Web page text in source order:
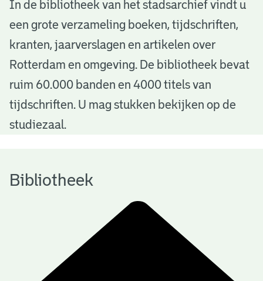
B
b
o
h
In de bibliotheek van het stadsarchief vindt u
een grote verzameling boeken, tijdschriften,
kranten, jaarverslagen en artikelen over
Rotterdam en omgeving. De bibliotheek bevat
ruim 60.000 banden en 4000 titels van
tijdschriften. U mag stukken bekijken op de
studiezaal.
Bibliotheek